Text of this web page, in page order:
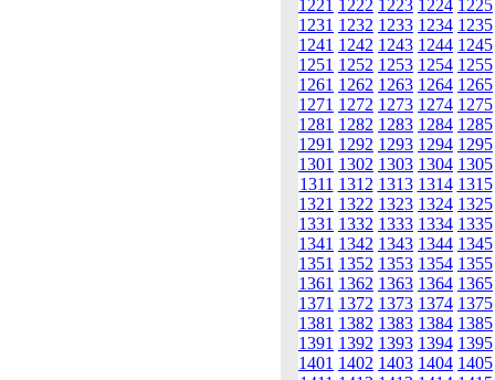
1221 1222 1223 1224 1225
1231 1232 1233 1234 1235
1241 1242 1243 1244 1245
1251 1252 1253 1254 1255
1261 1262 1263 1264 1265
1271 1272 1273 1274 1275
1281 1282 1283 1284 1285
1291 1292 1293 1294 1295
1301 1302 1303 1304 1305
1311 1312 1313 1314 1315
1321 1322 1323 1324 1325
1331 1332 1333 1334 1335
1341 1342 1343 1344 1345
1351 1352 1353 1354 1355
1361 1362 1363 1364 1365
1371 1372 1373 1374 1375
1381 1382 1383 1384 1385
1391 1392 1393 1394 1395
1401 1402 1403 1404 1405